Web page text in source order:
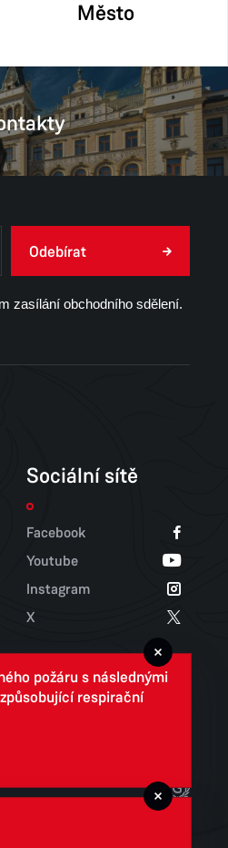
Město
Odebírat
zasílání obchodního sdělení.
Sociální sítě
Facebook
Youtube
Instagram
X
požáru s následnými
respirační